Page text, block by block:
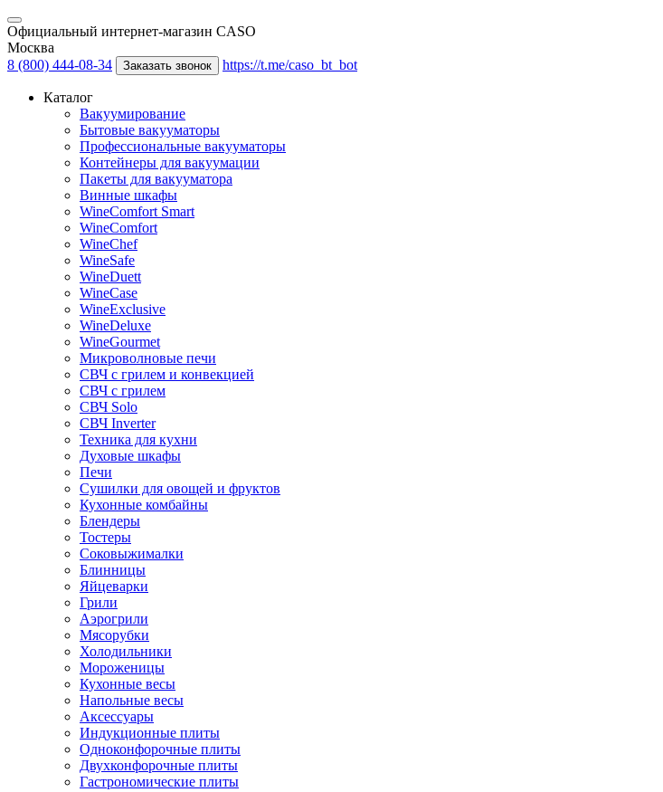
Официальный интернет-магазин CASO
Москва
8 (800) 444-08-34
Заказать звонок https://t.me/caso_bt_bot
Каталог
Вакуумирование
Бытовые вакууматоры
Профессиональные вакууматоры
Контейнеры для вакуумации
Пакеты для вакууматора
Винные шкафы
WineComfort Smart
WineComfort
WineChef
WineSafe
WineDuett
WineCase
WineExclusive
WineDeluxe
WineGourmet
Микроволновые печи
СВЧ с грилем и конвекцией
СВЧ с грилем
СВЧ Solo
СВЧ Inverter
Техника для кухни
Духовые шкафы
Печи
Сушилки для овощей и фруктов
Кухонные комбайны
Блендеры
Тостеры
Соковыжималки
Блинницы
Яйцеварки
Грили
Аэрогрили
Мясорубки
Холодильники
Мороженицы
Кухонные весы
Напольные весы
Аксессуары
Индукционные плиты
Одноконфорочные плиты
Двухконфорочные плиты
Гастрономические плиты